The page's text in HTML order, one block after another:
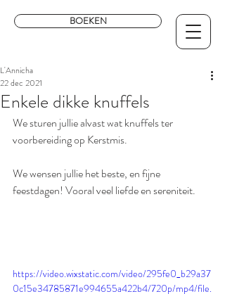
BOEKEN
Enkele dikke knuffels
L'Annicha
22 dec 2021
We sturen jullie alvast wat knuffels ter
voorbereiding op Kerstmis.
We wensen jullie het beste, en fijne
feestdagen! Vooral veel liefde en sereniteit.
https://video.wixstatic.com/video/295fe0_b29a37
0c15e34785871e994655a422b4/720p/mp4/file.